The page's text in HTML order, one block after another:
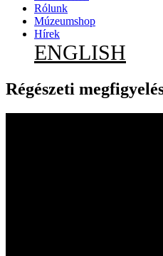
Rólunk
Múzeumshop
Hírek
ENGLISH
Régészeti